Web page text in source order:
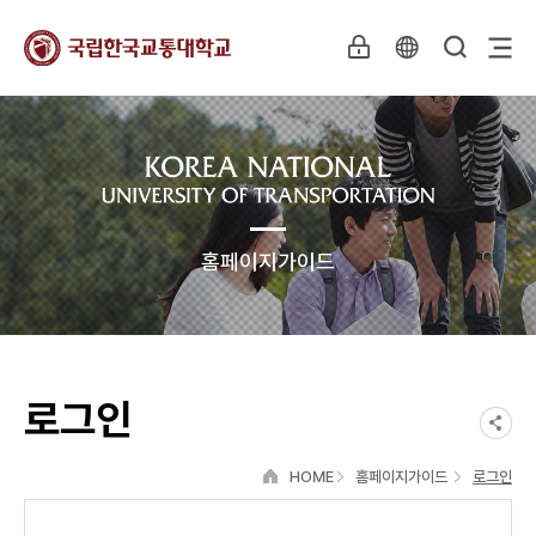
홈페이지가이드
로그인
HOME 홈페이지가이드 로그인